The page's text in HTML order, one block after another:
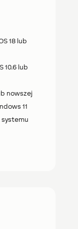
18 lub
10.6 lub
nowszej
11